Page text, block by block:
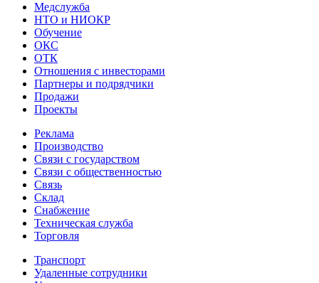
Медслужба
НТО и НИОКР
Обучение
ОКС
ОТК
Отношения с инвесторами
Партнеры и подрядчики
Продажи
Проекты
Реклама
Производство
Связи с государством
Связи с общественностью
Связь
Склад
Снабжение
Техническая служба
Торговля
Транспорт
Удаленные сотрудники